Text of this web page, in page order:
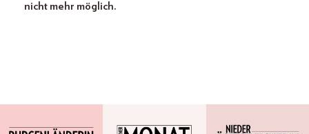
nicht mehr möglich.